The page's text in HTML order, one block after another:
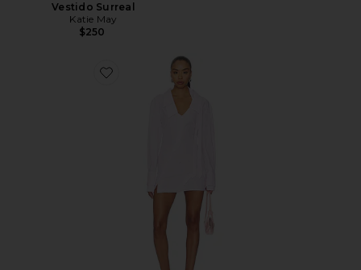
Vestido Surreal
Katie May
$250
Favorite Shirt Mini Dress